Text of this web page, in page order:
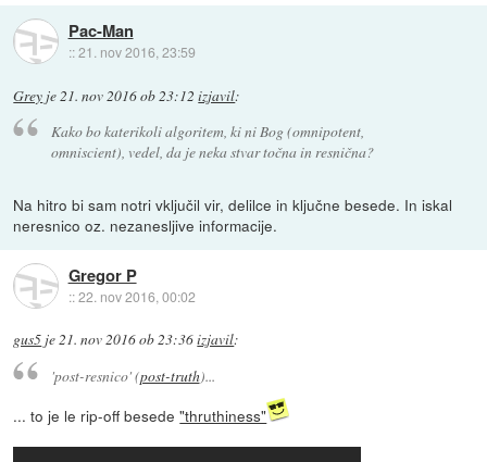
Pac-Man
::21. nov 2016, 23:59
Grey je21. nov 2016 ob 23:12 izjavil:
Kako bo katerikoli algoritem, ki ni Bog (omnipotent,
omniscient), vedel, da je neka stvar točna in resnična?
Na hitro bi sam notri vključil vir, delilce in ključne besede. In iskal
neresnico oz. nezanesljive informacije.
Gregor P
::22. nov 2016, 00:02
gus5 je21. nov 2016 ob 23:36izjavil:
'post-resnico' (post-truth)...
... to je le rip-off besede"thruthiness"